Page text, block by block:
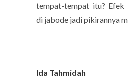
tempat-tempat itu? Efek
di jabode jadi pikirannya
Ida Tahmidah